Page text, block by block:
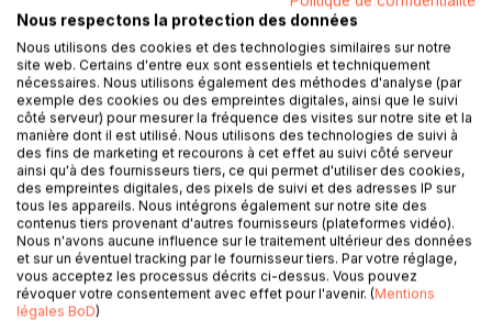
donnent parfois naissance à des mots que l'on peut
qualifier de "francitan", c'est-à-dire une francisation de
mots occitans.
Nous, Occitans, n'avons pas toujours conscience que nous
ne nous exprimons pas d'une manière "classique"...
L'occitan influence les tournures grammaticales et la
manière de s'exprimer. De nombreuses exclamations
occitanes sont employées sans avoir de traductions
littérales précises et en rapport avec leur utilisation mais
gardent un sens.
L'occitan est parfois difficile à traduire car dans le mot il y a
davantage que sa traduction française; il y a une ambiance,
une image, un sentiment..
L'occitan possède un vocabulaire très imagé, créé par
Nous respectons la protection des données
Nous utilisons des cookies et des technologies similaires sur notre
site web. Certains d'entre eux sont essentiels et techniquement
nécessaires. Nous utilisons également des méthodes d'analyse (par
exemple des cookies ou des empreintes digitales, ainsi que le suivi
côté serveur) pour mesurer la fréquence des visites sur notre site et la
manière dont il est utilisé. Nous utilisons des technologies de suivi à
des fins de marketing et recourons à cet effet au suivi côté serveur
ainsi qu'à des fournisseurs tiers, ce qui permet d'utiliser des cookies,
des empreintes digitales, des pixels de suivi et des adresses IP sur
tous les appareils. Nous intégrons également sur notre site des
contenus tiers provenant d'autres fournisseurs (plateformes vidéo).
Nous n'avons aucune influence sur le traitement ultérieur des données
et sur un éventuel tracking par le fournisseur tiers. Par votre réglage,
vous acceptez les processus décrits ci-dessus. Vous pouvez
révoquer votre consentement avec effet pour l'avenir. (Mentions
légales BoD)